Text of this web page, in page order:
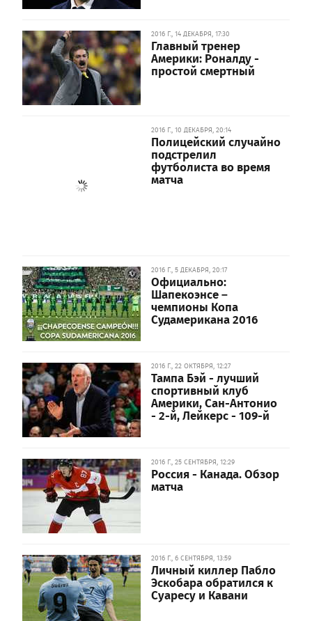
2016 Г., 14 ДЕКАБРЯ, 17:30
Главный тренер
Америки: Роналду -
простой смертный
2016 Г., 10 ДЕКАБРЯ, 20:14
Полицейский случайно
подстрелил
футболиста во время
матча
2016 Г., 5 ДЕКАБРЯ, 20:17
Официально:
Шапекоэнсе –
чемпионы Копа
Судамерикана 2016
2016 Г., 22 ОКТЯБРЯ, 12:27
Тампа Бэй - лучший
спортивный клуб
Америки, Сан-Антонио
- 2-й, Лейкерс - 109-й
2016 Г., 25 СЕНТЯБРЯ, 12:29
Россия - Канада. Обзор
матча
2016 Г., 6 СЕНТЯБРЯ, 13:59
Личный киллер Пабло
Эскобара обратился к
Суаресу и Кавани